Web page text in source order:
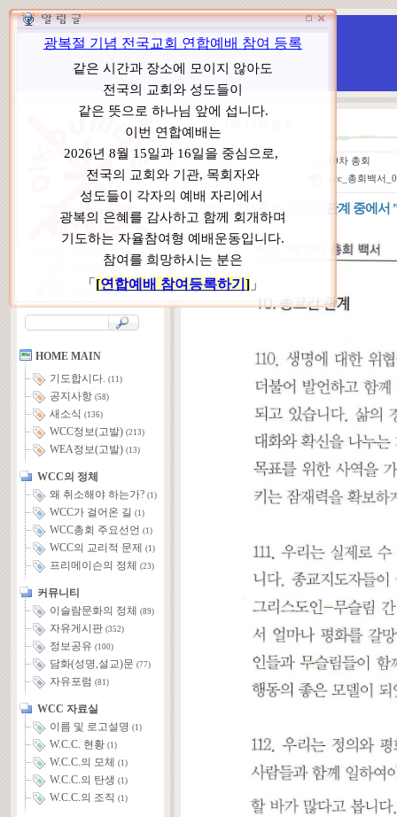
WCC 고발(반대)운동본부
특별 WCC 반대 대책 위원회
본부장 : 박동호 목사
고 문 : 남성운 목사
위원장 : 이상원 목사
총 무 : 권태섭 목사
HOME MAIN
기도합시다. (11)
공지사항 (58)
새소식 (136)
WCC정보(고발) (213)
WEA정보(고발) (13)
WCC의 정체
왜 취소해야 하는가? (1)
WCC가 걸어온 길 (1)
WCC총회 주요선언 (1)
WCC의 교리적 문제 (1)
프리메이슨의 정체 (23)
커뮤니티
이슬람문화의 정체
(89)
자유게시판 (352)
정보공유 (100)
담화(성명,설교)문 (77)
자유포럼 (81)
WCC 자료실
이름 및 로고설명 (1)
W.C.C. 현황 (1)
W.C.C.의 모체 (1)
W.C.C.의 탄생 (1)
W.C.C.의 조직 (1)
ㆍ분 류 1차-10차 총회
ㆍ첨부#1 wcc_총회백서
“ 10차 총회_종교간관계 중에서